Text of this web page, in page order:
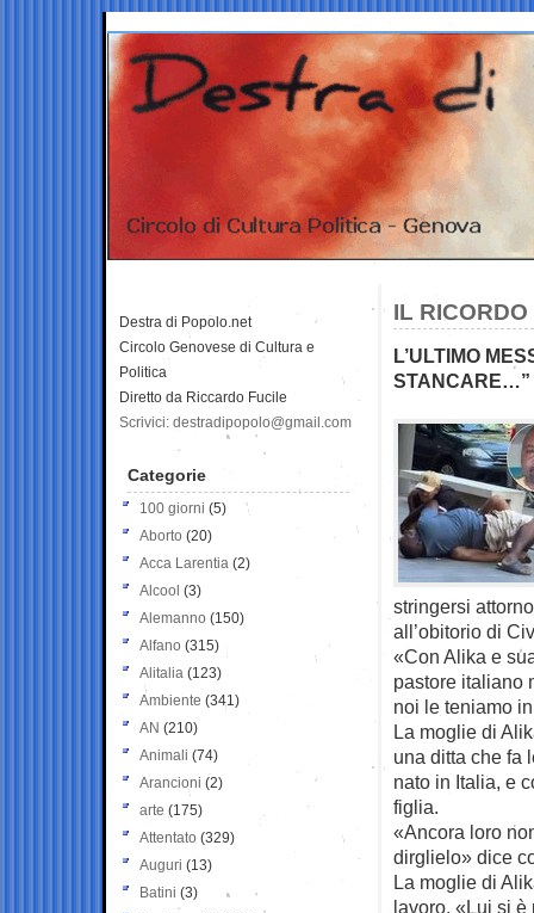
IL
L’ULTIMO
STANCARE…”
stringersi
all’obitorio di
«Con Alika e
pastore italiano
noi le teniamo
La moglie di
una ditta che fa
nato in Italia, e
figlia.
«Ancora loro
dirglielo» dice
La moglie di
lavoro. «Lui si è
Destra di Popolo.net
Circolo Genovese di Cultura e
Politica
Diretto da Riccardo Fucile
Scrivici: destradipopolo@gmail.com
Categorie
100 giorni (5)
Aborto (20)
Acca Larentia (2)
Alcool (3)
Alemanno (150)
Alfano (315)
Alitalia (123)
Ambiente (341)
AN (210)
Animali (74)
Arancioni (2)
arte (175)
Attentato (329)
Auguri (13)
Batini (3)